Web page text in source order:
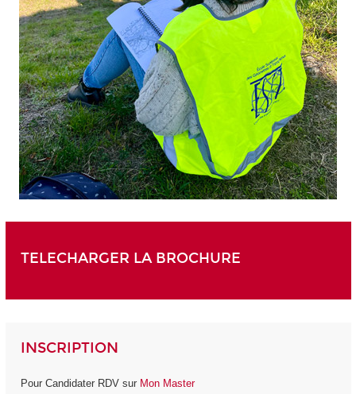
TELECHARGER LA BROCHURE
INSCRIPTION
Pour Candidater RDV sur Mon Master